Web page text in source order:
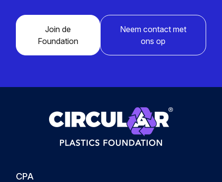
Join de
Foundation
Neem contact met
ons op
CPA